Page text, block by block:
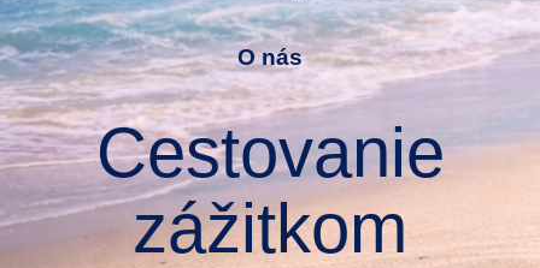
O nás
Cestovanie
zážitkom